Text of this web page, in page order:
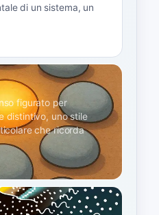
di un sistema, un
figurato per
distintivo, uno stile
che ricorda